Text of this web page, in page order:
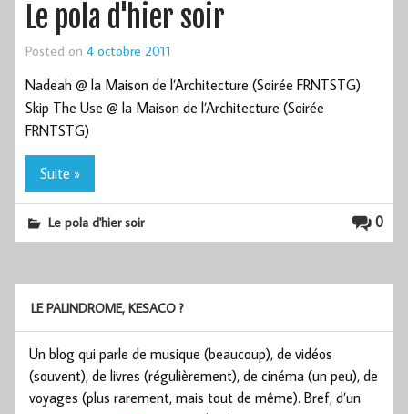
Le pola d'hier soir
Posted on 4 octobre 2011
Nadeah @ la Maison de l’Architecture (Soirée FRNTSTG)
Skip The Use @ la Maison de l’Architecture (Soirée
FRNTSTG)
Suite »
0
Le pola d'hier soir
LE PALINDROME, KESACO ?
Un blog qui parle de musique (beaucoup), de vidéos
(souvent), de livres (régulièrement), de cinéma (un peu), de
voyages (plus rarement, mais tout de même). Bref, d’un